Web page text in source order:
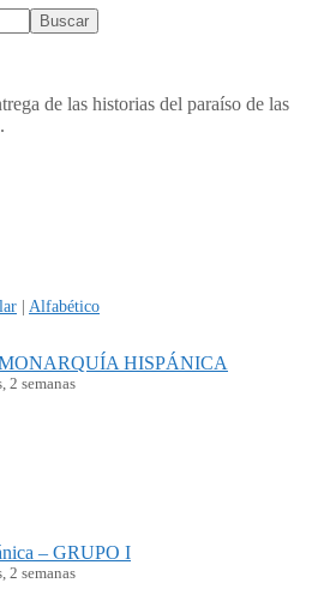
de las historias del paraíso de las
| Alfabético
HISPÁNICA
2 semanas
– GRUPO I
2 semanas